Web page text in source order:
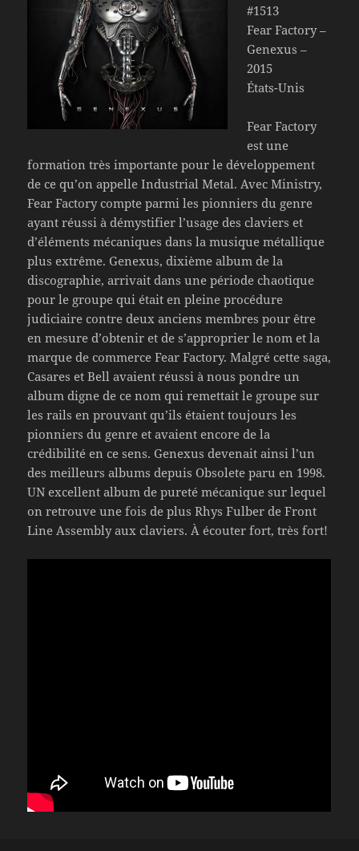
#1513
Fear Factory –
Genexus –
2015
États-Unis
Fear Factory
est une
formation très importante pour le développement
de ce qu’on appelle Industrial Metal. Avec Ministry,
Fear Factory compte parmi les pionniers du genre
ayant réussi à démystifier l’usage des claviers et
d’éléments mécaniques dans la musique métallique
plus extrême. Genexus, dixième album de la
discographie, arrivait dans une période chaotique
pour le groupe qui était en pleine procédure
judiciaire contre deux anciens membres pour être
en mesure d’obtenir et de s’approprier le nom et la
marque de commerce Fear Factory. Malgré cette saga,
Casares et Bell avaient réussi à nous pondre un
album digne de ce nom qui remettait le groupe sur
les rails en prouvant qu’ils étaient toujours les
pionniers du genre et avaient encore de la
crédibilité en ce sens. Genexus devenait ainsi l’un
des meilleurs albums depuis Obsolete paru en 1998.
UN excellent album de pureté mécanique sur lequel
on retrouve une fois de plus Rhys Fulber de Front
Line Assembly aux claviers. À écouter fort, très fort!